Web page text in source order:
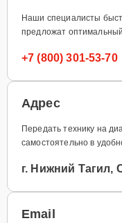
Наши специалисты
предложат
+7 (800) 301-53-70
Адрес
Передать технику на
самостоятельно в
г. Нижний Тагил,
Email